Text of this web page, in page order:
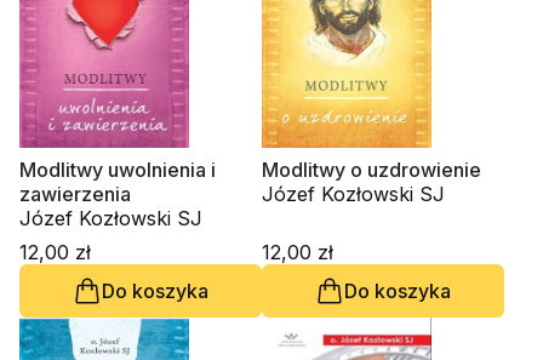
Modlitwy uwolnienia i
zawierzenia
Józef Kozłowski SJ
12,00 zł
Do koszyka
Modlitwy o uzdrowienie
Józef Kozłowski SJ
12,00 zł
Do koszyka